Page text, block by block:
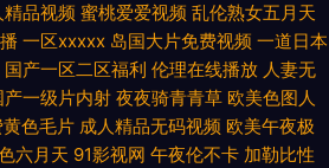
亚洲最新 av在线不卡影院 AV无码波多野 95超
月 国内肏屄在线 极品影院 国产一卡二卡成人
欧日韩成人在线视频 午夜福利电影一区二区
精品视频 蜜桃爱爱视频 乱伦熟女五月天
一区xxxxx 岛国大片免费视频 一道日本
国产一区二区福利 伦理在线播放 人妻无
产一级片内射 夜夜骑青青草 欧美色图人
色毛片 成人精品无码视频 欧美午夜极
六月天 91影视网 午夜伦不卡 加勒比性